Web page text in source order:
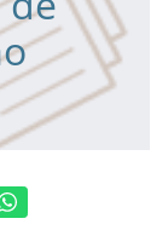
WhatsApp